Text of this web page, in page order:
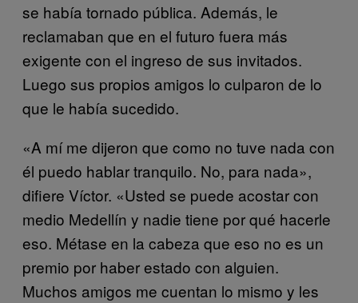
se había tornado pública. Además, le
reclamaban que en el futuro fuera más
exigente con el ingreso de sus invitados.
Luego sus propios amigos lo culparon de lo
que le había sucedido.
«A mí me dijeron que como no tuve nada con
él puedo hablar tranquilo. No, para nada»,
difiere Víctor. «Usted se puede acostar con
medio Medellín y nadie tiene por qué hacerle
eso. Métase en la cabeza que eso no es un
premio por haber estado con alguien.
Muchos amigos me cuentan lo mismo y les